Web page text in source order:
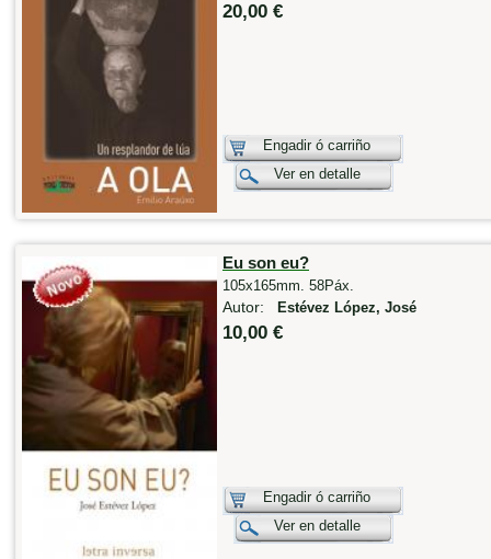
20,00 €
Engadir ó carriño
Ver en detalle
Eu son eu?
105x165mm. 58Páx.
Autor: Estévez López, José
10,00 €
Engadir ó carriño
Ver en detalle